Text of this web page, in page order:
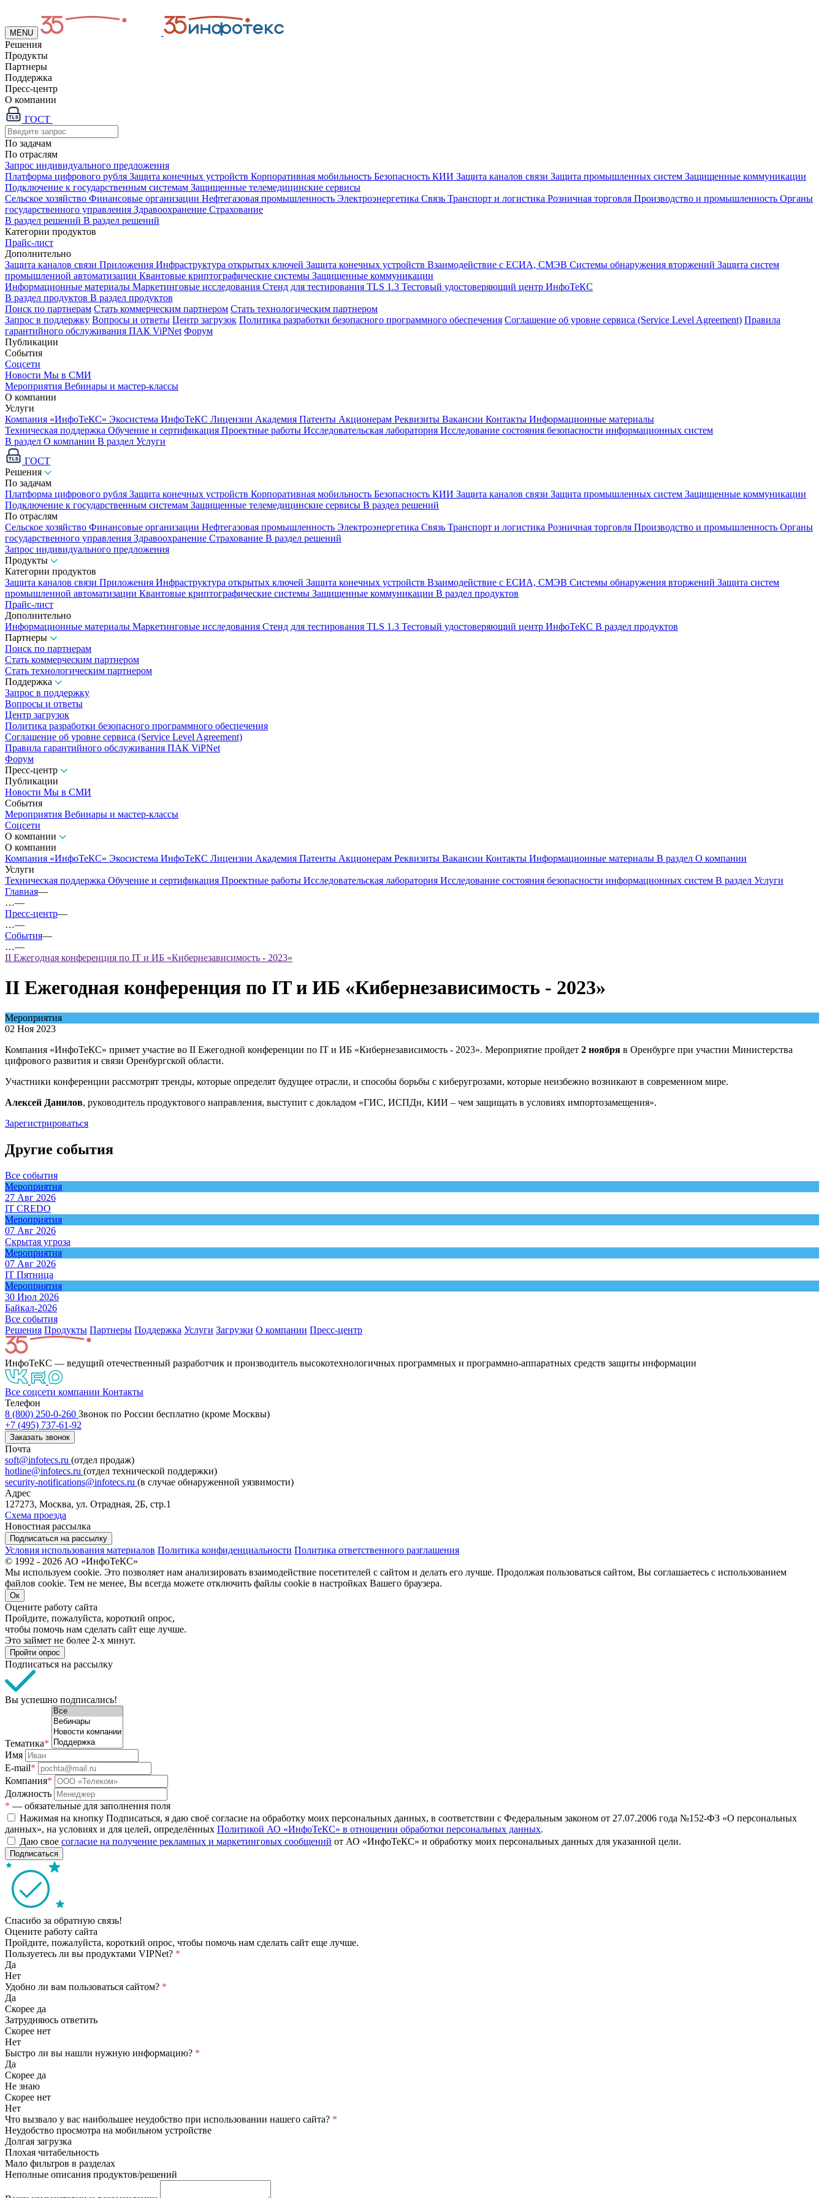
MENU
Решения
Продукты
Партнеры
Поддержка
Пресс-центр
О компании
ГОСТ
По задачам
По отраслям
Запрос индивидуального предложения
Платформа цифрового рубля Защита конечных устройств Корпоративная мобильность Безопасность КИИ Защита каналов связи Защита промышленных систем Защищенные коммуникации
Подключение к государственным системам Защищенные телемедицинские сервисы
Сельское хозяйство Финансовые организации Нефтегазовая промышленность Электроэнергетика Связь Транспорт и логистика Розничная торговля Производство и промышленность Органы
государственного управления Здравоохранение Страхование
В раздел решений В раздел решений
Категории продуктов
Прайс-лист
Дополнительно
Защита каналов связи Приложения Инфраструктура открытых ключей Защита конечных устройств Взаимодействие с ЕСИА, СМЭВ Системы обнаружения вторжений Защита систем
промышленной автоматизации Квантовые криптографические системы Защищенные коммуникации
Информационные материалы Маркетинговые исследования Стенд для тестирования TLS 1.3 Тестовый удостоверяющий центр ИнфоТеКС
В раздел продуктов В раздел продуктов
Поиск по партнерам Стать коммерческим партнером Стать технологическим партнером
Запрос в поддержку Вопросы и ответы Центр загрузок Политика разработки безопасного программного обеспечения Соглашение об уровне сервиса (Service Level Agreement) Правила
гарантийного обслуживания ПАК ViPNet Форум
Публикации
События
Соцсети
Новости Мы в СМИ
Мероприятия Вебинары и мастер-классы
О компании
Услуги
Компания «ИнфоТеКС» Экосистема ИнфоТеКС Лицензии Академия Патенты Акционерам Реквизиты Вакансии Контакты Информационные материалы
Техническая поддержка Обучение и сертификация Проектные работы Исследовательская лаборатория Исследование состояния безопасности информационных систем
В раздел О компании В раздел Услуги
ГОСТ
Решения
По задачам
Платформа цифрового рубля Защита конечных устройств Корпоративная мобильность Безопасность КИИ Защита каналов связи Защита промышленных систем Защищенные коммуникации
Подключение к государственным системам Защищенные телемедицинские сервисы В раздел решений
По отраслям
Сельское хозяйство Финансовые организации Нефтегазовая промышленность Электроэнергетика Связь Транспорт и логистика Розничная торговля Производство и промышленность Органы
государственного управления Здравоохранение Страхование В раздел решений
Запрос индивидуального предложения
Продукты
Категории продуктов
Защита каналов связи Приложения Инфраструктура открытых ключей Защита конечных устройств Взаимодействие с ЕСИА, СМЭВ Системы обнаружения вторжений Защита систем
промышленной автоматизации Квантовые криптографические системы Защищенные коммуникации В раздел продуктов
Прайс-лист
Дополнительно
Информационные материалы Маркетинговые исследования Стенд для тестирования TLS 1.3 Тестовый удостоверяющий центр ИнфоТеКС В раздел продуктов
Партнеры
Поиск по партнерам
Стать коммерческим партнером
Стать технологическим партнером
Поддержка
Запрос в поддержку
Вопросы и ответы
Центр загрузок
Политика разработки безопасного программного обеспечения
Соглашение об уровне сервиса (Service Level Agreement)
Правила гарантийного обслуживания ПАК ViPNet
Форум
Пресс-центр
Публикации
Новости Мы в СМИ
События
Мероприятия Вебинары и мастер-классы
Соцсети
О компании
О компании
Компания «ИнфоТеКС» Экосистема ИнфоТеКС Лицензии Академия Патенты Акционерам Реквизиты Вакансии Контакты Информационные материалы В раздел О компании
Услуги
Техническая поддержка Обучение и сертификация Проектные работы Исследовательская лаборатория Исследование состояния безопасности информационных систем В раздел Услуги
Главная—
…—
Пресс-центр—
…—
События—
…—
II Ежегодная конференция по IT и ИБ «Кибернезависимость - 2023»
II Ежегодная конференция по IT и ИБ «Кибернезависимость - 2023»
Мероприятия
02 Ноя 2023
Компания «ИнфоТеКС» примет участие во II Ежегодной конференции по IT и ИБ «Кибернезависимость - 2023». Мероприятие пройдет 2 ноября в Оренбурге при участии Министерства
цифрового развития и связи Оренбургской области.
Участники конференции рассмотрят тренды, которые определят будущее отрасли, и способы борьбы с киберугрозами, которые неизбежно возникают в современном мире.
Алексей Данилов, руководитель продуктового направления, выступит с докладом «ГИС, ИСПДн, КИИ – чем защищать в условиях импортозамещения».
Зарегистрироваться
Другие события
Все события
Мероприятия
27 Авг 2026
IT CREDO
Мероприятия
07 Авг 2026
Скрытая угроза
Мероприятия
07 Авг 2026
IT Пятница
Мероприятия
30 Июл 2026
Байкал-2026
Все события
Решения Продукты Партнeры Поддержка Услуги Загрузки О компании Пресс-центр
ИнфоТеКС — ведущий отечественный разработчик и производитель высокотехнологичных программных и программно-аппаратных средств защиты информации
Все соцсети компании Контакты
Телефон
8 (800) 250-0-260 Звонок по России бесплатно (кроме Москвы)
+7 (495) 737-61-92
Заказать звонок
Почта
soft@infotecs.ru (отдел продаж)
hotline@infotecs.ru (отдел технической поддержки)
security-notifications@infotecs.ru (в случае обнаруженной уязвимости)
Адрес
127273, Москва, ул. Отрадная, 2Б, стр.1
Схема проезда
Новостная рассылка
Подписаться на рассылку
Условия использования материалов Политика конфиденциальности Политика ответственного разглашения
© 1992 - 2026 АО «ИнфоТеКС»
Мы используем cookie. Это позволяет нам анализировать взаимодействие посетителей с сайтом и делать его лучше. Продолжая пользоваться сайтом, Вы соглашаетесь с использованием
файлов cookie. Тем не менее, Вы всегда можете отключить файлы cookie в настройках Вашего браузера.
Ок
Оцените работу сайта
Пройдите, пожалуйста, короткий опрос,
чтобы помочь нам сделать сайт еще лучше.
Это займет не более 2-х минут.
Пройти опрос
Подписаться на рассылку
Вы успешно подписались!
Тематика*
Имя
E-mail*
Компания*
Должность
* — обязательные для заполнения поля
Нажимая на кнопку Подписаться, я даю своё согласие на обработку моих персональных данных, в соответствии с Федеральным законом от 27.07.2006 года №152-ФЗ «О персональных
данных», на условиях и для целей, определённых Политикой АО «ИнфоТеКС» в отношении обработки персональных данных.
Даю свое согласие на получение рекламных и маркетинговых сообщений от АО «ИнфоТеКС» и обработку моих персональных данных для указанной цели.
Подписаться
Спасибо за обратную связь!
Оцените работу сайта
Пройдите, пожалуйста, короткий опрос, чтобы помочь нам сделать сайт еще лучше.
Пользуетесь ли вы продуктами VIPNet? *
Да
Нет
Удобно ли вам пользоваться сайтом? *
Да
Скорее да
Затрудняюсь ответить
Скорее нет
Нет
Быстро ли вы нашли нужную информацию? *
Да
Скорее да
Не знаю
Скорее нет
Нет
Что вызвало у вас наибольшее неудобство при использовании нашего сайта? *
Неудобство просмотра на мобильном устройстве
Долгая загрузка
Плохая читабельность
Мало фильтров в разделах
Неполные описания продуктов/решений